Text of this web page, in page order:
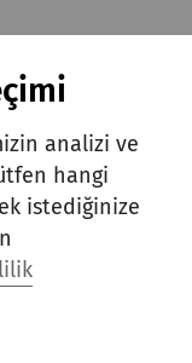
analizi ve
hangi
istediğinize